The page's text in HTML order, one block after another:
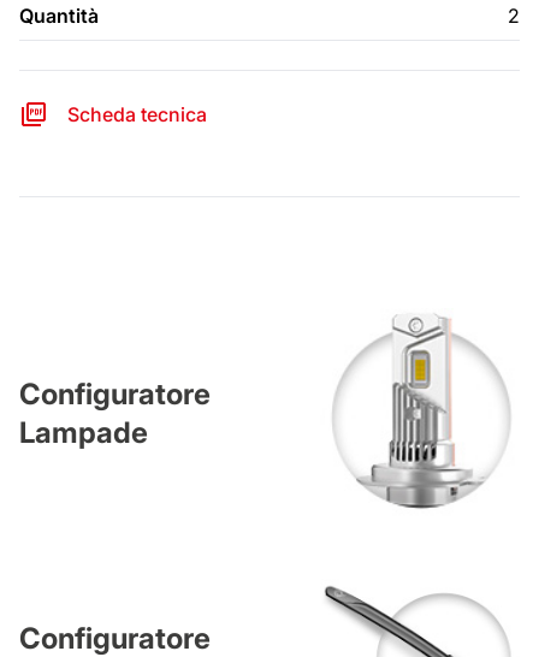
Quantità 2
Scheda tecnica
Configuratore
Lampade
Configuratore